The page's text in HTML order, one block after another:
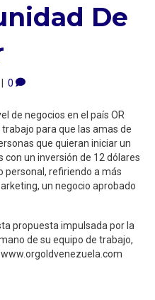
De
0
de negocios en el país OR
para que las amas de
que quieran iniciar un
un inversión de 12 dólares
personal, refiriendo a más
un negocio aprobado
propuesta impulsada por la
de su equipo de trabajo,